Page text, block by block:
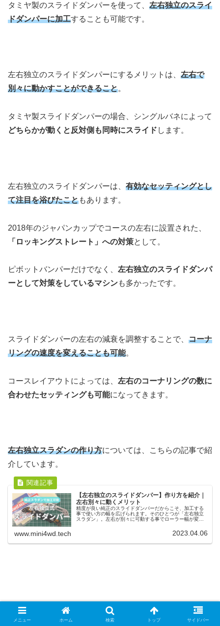
タミヤ製のスライドダンパーを使って、 左右独立のスライ
ドダンパーに加工することも可能です。
左右独立のスライドダンパーにするメリットは、 左右で
別々に動かすことができること。
タミヤ製スライドダンパーの場合、シングルバネによって
どちらかが動くと反対側も同時にスライド します。
左右独立のスライドダンパーは、 有効なセッティングとし
て注目を浴びたこともあります。
2018年のジャパンカップでコースの左右に設置された、
「ロッキングストレート」への対策として。
ピボットバンパーだけでなく、 左右独立のスライドダンパ
ーとして対策をしているマシンも多かったです。
スライドダンパーの左右の減衰を調整することで、 コーナ
リングの速度を変えることも可能。
コースレイアウトによっては、 左右のコーナリングの数に
合わせたセッティングも可能になってきます。
左右独立スラダンの作り方については、こちらの記事で紹
介しています。
【左右独立のスライドダンパー】作り方を紹介｜
左右別々に動くメリット
精度が良い純正のスライドダンパーだからこそ、加工する
事で使い方の幅を広げられます。そのひとつが「左右独立
スラダン」。左右が別々に可動する事でローラー幅が変
スキッドシールでガタつきも抑えられます。
www.mini4wd.tech 2023.04.06
メニュー ホーム 検索 トップ サイドバー